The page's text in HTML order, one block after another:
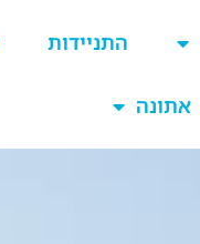
התניידות
אתונה